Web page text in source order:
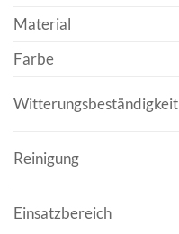
Material
Farbe
Witterungsbeständigkeit
Reinigung
Einsatzbereich